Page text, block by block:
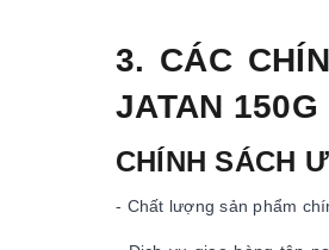
3. CÁC
JATAN 150G
CHÍNH SÁCH
- Chất lượng sản phẩm